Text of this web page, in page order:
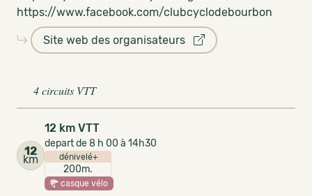
https://www.facebook.com/clubcyclodebourbon
Site web des organisateurs
4 circuits VTT
12
km
12 km VTT
depart de 8 h 00 à 14h30
dénivelé+
200m.
casque vélo